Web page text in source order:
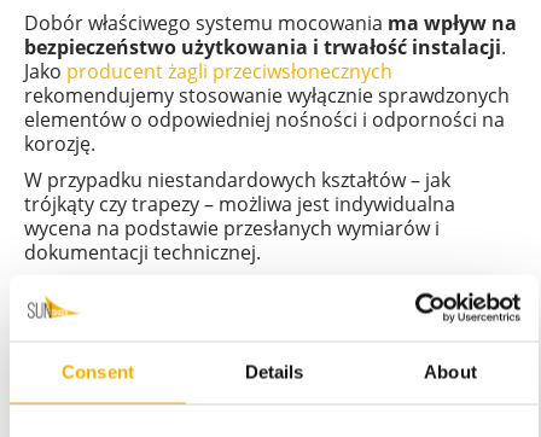
Consent Details About
Dobór właściwego systemu mocowania ma wpływ na
bezpieczeństwo użytkowania i trwałość instalacji.
Jako producent żagli przeciwsłonecznych
rekomendujemy stosowanie wyłącznie sprawdzonych
elementów o odpowiedniej nośności i odporności na
korozję.
W przypadku niestandardowych kształtów – jak
trójkąty czy trapezy – możliwa jest indywidualna
wycena na podstawie przesłanych wymiarów i
dokumentacji technicznej.